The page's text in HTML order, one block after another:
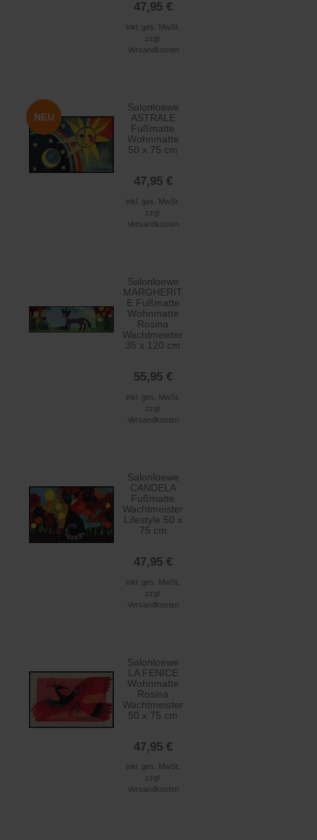
47,95 €
inkl. ges. MwSt.
zzgl.
Versandkosten
NEU
Salonloewe
ASTRALE
Fußmatte
Wohnmatte
50 x 75 cm
47,95 €
inkl. ges. MwSt.
zzgl.
Versandkosten
Salonloewe
MARGHERIT
E Fußmatte
Wohnmatte
Rosina
Wachtmeister
35 x 120 cm
55,95 €
inkl. ges. MwSt.
zzgl.
Versandkosten
Salonloewe
CANDELA
Fußmatte
Wachtmeister
Lifestyle 50 x
75 cm
47,95 €
inkl. ges. MwSt.
zzgl.
Versandkosten
Salonloewe
LA FENICE
Wohnmatte
Rosina
Wachtmeister
50 x 75 cm
47,95 €
inkl. ges. MwSt.
zzgl.
Versandkosten